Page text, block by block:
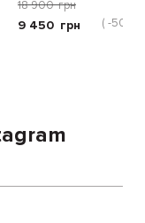
18 900 грн
9 450 грн ( -50 %)